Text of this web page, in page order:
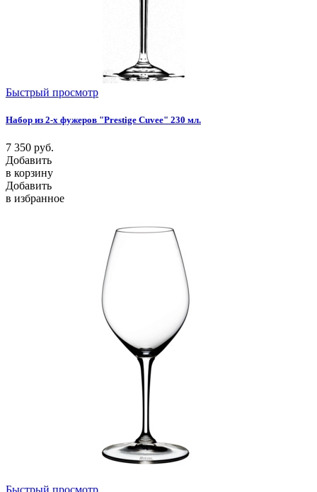
Быстрый просмотр
Набор из 2-х фужеров "Prestige Cuvee" 230 мл.
7 350 руб.
Добавить
в корзину
Добавить
в избранное